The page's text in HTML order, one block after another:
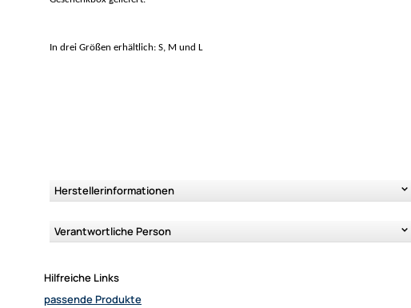
In drei Größen erhältlich: S, M und L
Herstellerinformationen
Verantwortliche Person
Hilfreiche Links
passende Produkte